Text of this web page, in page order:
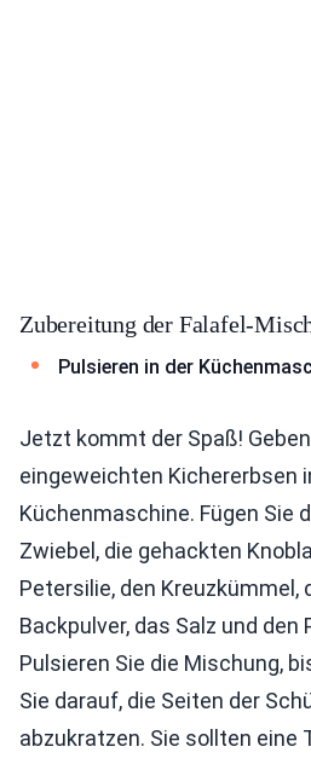
Zubereitung der Falafel-
Pulsieren in der
Jetzt kommt der Spaß!
eingeweichten Kichererbsen
Küchenmaschine. Fügen Sie
Zwiebel, die gehackten
Petersilie, den Kreuzkümmel,
Backpulver, das Salz und den
Pulsieren Sie die Mischung,
Sie darauf, die Seiten der
abzukratzen. Sie sollten eine